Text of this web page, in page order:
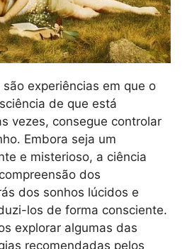
experiências em que o
de que está
vezes, consegue controlar
Embora seja um
e misterioso, a ciência
dos
dos sonhos lúcidos e
los de forma consciente.
explorar algumas das
recomendadas pelos